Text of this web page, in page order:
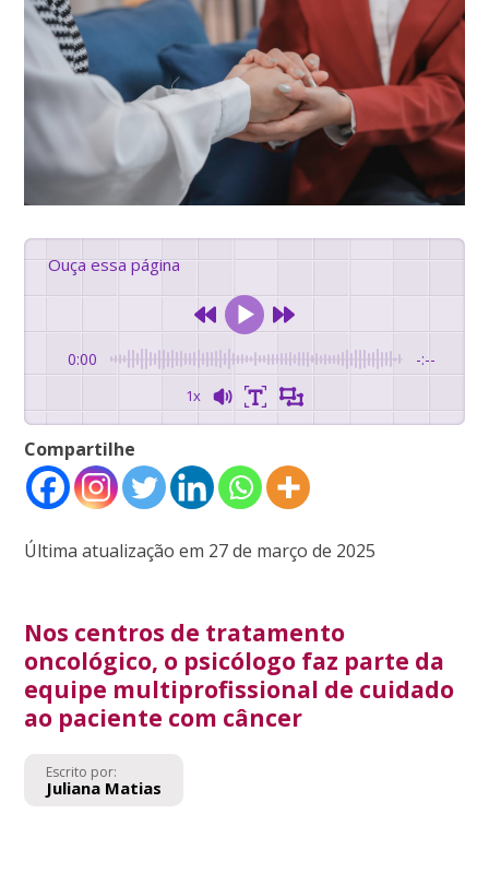
Ouça essa página
0:00 -:--
1x
Compartilhe
Última atualização em 27 de março de 2025
Nos centros de tratamento
oncológico, o psicólogo faz parte da
equipe multiprofissional de cuidado
ao paciente com câncer
Escrito por:
Juliana Matias